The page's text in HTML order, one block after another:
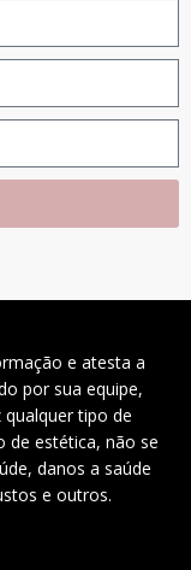
e atesta a
por sua equipe,
tipo de
de estética, não se
danos a saúde
e outros.